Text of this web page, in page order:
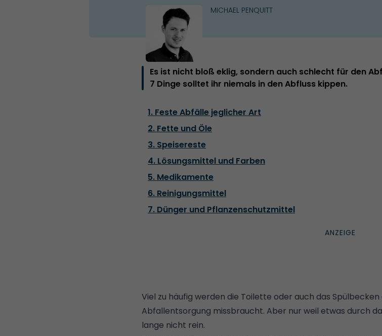
MICHAEL PENQUITT
Es ist nicht bloß eklig, sondern auch schlecht für den
7 Dinge solltet ihr niemals in den Abfluss kippen.
1. Feste Abfälle jeglicher Art
2. Fette und Öle
3. Speisereste
4. Lösungsmittel und Farben
5. Medikamente
6. Reinigungsmittel
7. Dünger und Pflanzenschutzmittel
Viel zu häufig werden die Toilette oder auch das
Abfallentsorgung missbraucht. Aber nur weil etwas durch
lange nicht rein.